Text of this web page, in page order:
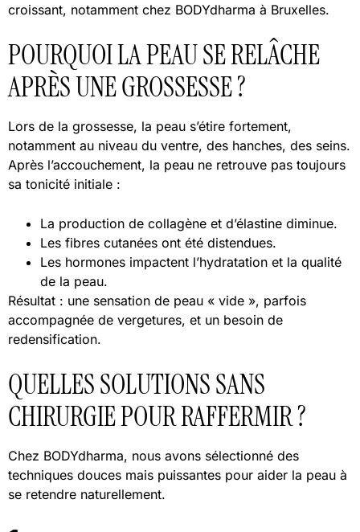
croissant, notamment chez BODYdharma à Bruxelles.
POURQUOI LA PEAU SE RELÂCHE
APRÈS UNE GROSSESSE ?
Lors de la grossesse, la peau s’étire fortement,
notamment au niveau du ventre, des hanches, des seins.
Après l’accouchement, la peau ne retrouve pas toujours
sa tonicité initiale :
La production de collagène et d’élastine diminue.
Les fibres cutanées ont été distendues.
Les hormones impactent l’hydratation et la qualité
de la peau.
Résultat : une sensation de peau « vide », parfois
accompagnée de vergetures, et un besoin de
redensification.
QUELLES SOLUTIONS SANS
CHIRURGIE POUR RAFFERMIR ?
Chez BODYdharma, nous avons sélectionné des
techniques douces mais puissantes pour aider la peau à
se retendre naturellement.